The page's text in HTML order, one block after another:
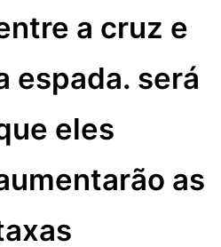
a cruz e
espada. será
eles
as